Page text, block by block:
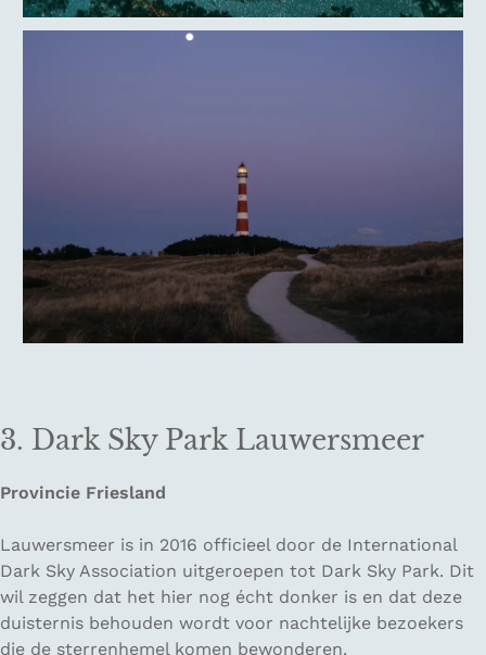
3. Dark Sky Park Lauwersmeer
Provincie Friesland
Lauwersmeer is in 2016 officieel door de International
Dark Sky Association uitgeroepen tot Dark Sky Park. Dit
wil zeggen dat het hier nog écht donker is en dat deze
duisternis behouden wordt voor nachtelijke bezoekers
die de sterrenhemel komen bewonderen.